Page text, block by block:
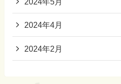
2024年4月
2024年2月